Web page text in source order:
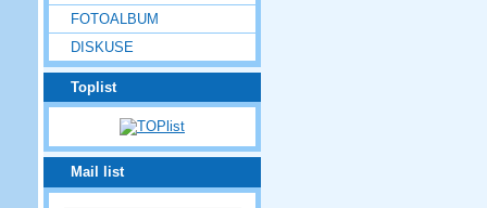
FOTOALBUM
DISKUSE
Toplist
Mail list